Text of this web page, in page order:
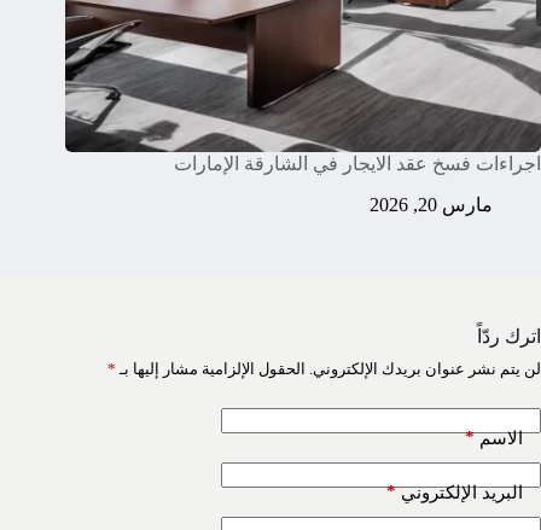
اجراءات فسخ عقد الايجار في الشارقة الإمارات
مارس 20, 2026
اترك ردّاً
لن يتم نشر عنوان بريدك الإلكتروني. الحقول الإلزامية مشار إليها بـ *
الاسم*
البريد الإلكتروني*